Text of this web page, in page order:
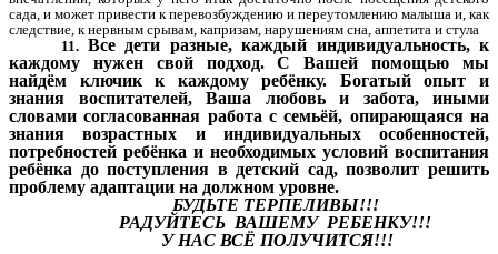
сада, и может привести к перевозбуждению и переутомлению малыша и, как
следствие, к нервным срывам, капризам, нарушениям сна, аппетита и стула
11. Все дети разные, каждый индивидуальность, к
каждому нужен свой подход. С Вашей помощью мы
найдём ключик к каждому ребёнку. Богатый опыт и
знания воспитателей, Ваша любовь и забота, иными
словами согласованная работа с семьёй, опирающаяся на
знания возрастных и индивидуальных особенностей,
потребностей ребёнка и необходимых условий воспитания
ребёнка до поступления в детский сад, позволит решить
проблему адаптации на должном уровне.
БУДЬТЕ ТЕРПЕЛИВЫ!!!
РАДУЙТЕСЬ ВАШЕМУ РЕБЕНКУ!!!
У НАС ВСЁ ПОЛУЧИТСЯ!!!